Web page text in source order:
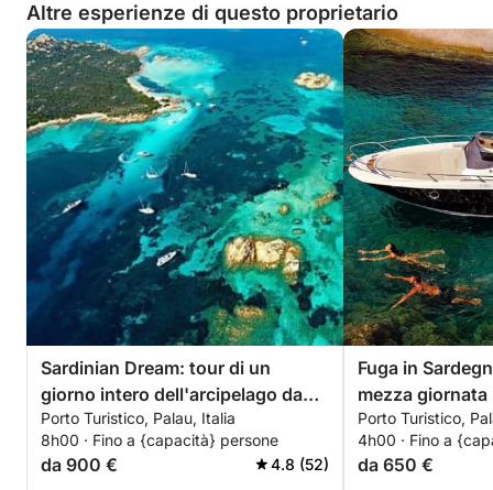
Altre esperienze di questo proprietario
Sardinian Dream: tour di un
giorno intero dell'arcipelago da
Palau a Budelli
Porto Turistico, Palau, Italia
8h00 · Fino a {capacità} persone
da 900 € 4.8 (52)
Fuga in
mezza
Porto Turistico,
4h00 · Fino a
da 650 €